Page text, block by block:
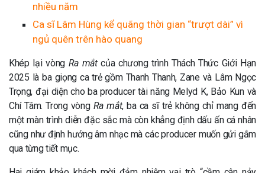
nhiều năm
Ca sĩ Lâm Hùng kể quãng thời gian “trượt dài” vì
ngủ quên trên hào quang
Khép lại vòng Ra mắtcủa chương trình Thách Thức Giới Hạn
2025 là ba giọng ca trẻ gồm Thanh Thanh, Zane và Lâm Ngọc
Trọng, đại diện cho ba producer tài năng Melyd K, Bảo Kun và
Chí Tâm. Trong vòng Ra mắt, ba ca sĩ trẻ không chỉ mang đến
một màn trình diễn đặc sắc mà còn khẳng định dấu ấn cá nhân
cũng như định hướng âm nhạc mà các producer muốn gửi gắm
qua từng tiết mục.